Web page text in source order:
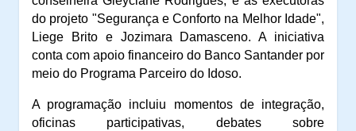
do projeto "Segurança e Conforto na Melhor Idade",
Liege Brito e Jozimara Damasceno. A iniciativa
conta com apoio financeiro do Banco Santander por
meio do Programa Parceiro do Idoso.
A programação incluiu momentos de integração,
oficinas participativas, debates sobre